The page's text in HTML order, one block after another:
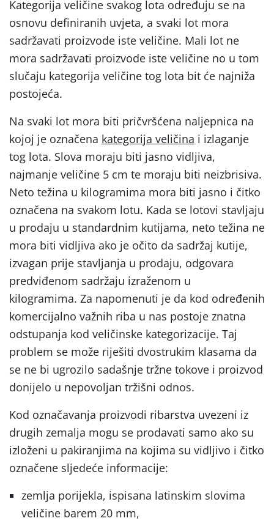
Kategorija veličine svakog lota određuju se na
osnovu definiranih uvjeta, a svaki lot mora
sadržavati proizvode iste veličine. Mali lot ne
mora sadržavati proizvode iste veličine no u tom
slučaju kategorija veličine tog lota bit će najniža
postojeća.
Na svaki lot mora biti pričvršćena naljepnica na
kojoj je označena kategorija veličina i izlaganje
tog lota. Slova moraju biti jasno vidljiva,
najmanje veličine 5 cm te moraju biti neizbrisiva.
Neto težina u kilogramima mora biti jasno i čitko
označena na svakom lotu. Kada se lotovi stavljaju
u prodaju u standardnim kutijama, neto težina ne
mora biti vidljiva ako je očito da sadržaj kutije,
izvagan prije stavljanja u prodaju, odgovara
predviđenom sadržaju izraženom u
kilogramima. Za napomenuti je da kod određenih
komercijalno važnih riba u nas postoje znatna
odstupanja kod veličinske kategorizacije. Taj
problem se može riješiti dvostrukim klasama da
se ne bi ugrozilo sadašnje tržne tokove i proizvod
donijelo u nepovoljan tržišni odnos.
Kod označavanja proizvodi ribarstva uvezeni iz
drugih zemalja mogu se prodavati samo ako su
izloženi u pakiranjima na kojima su vidljivo i čitko
označene sljedeće informacije:
zemlja porijekla, ispisana latinskim slovima
veličine barem 20 mm,